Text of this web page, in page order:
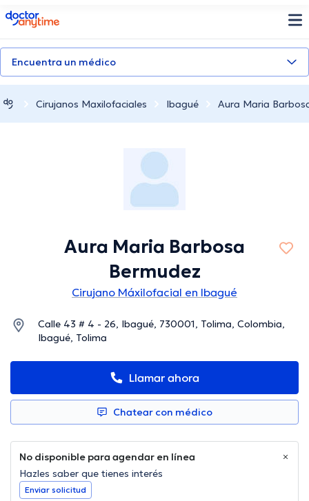
doctoranytime
Encuentra un médico
Cirujanos Maxilofaciales Ibagué Aura Maria
Aura Maria Barbosa
Bermudez
Cirujano Máxilofacial en Ibagué
Calle 43 # 4 - 26, Ibagué, 730001, Tolima, Colombia,
Ibagué, Tolima
Llamar ahora
Chatear con médico
No disponible para agendar en línea
Hazles saber que tienes interés
Enviar solicitud